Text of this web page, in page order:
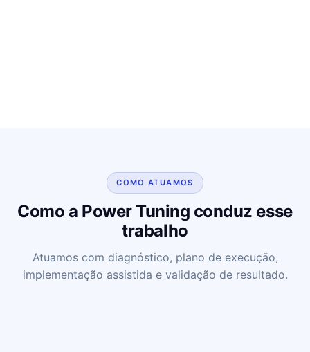
COMO ATUAMOS
Como a Power Tuning conduz esse
trabalho
Atuamos com diagnóstico, plano de execução,
implementação assistida e validação de resultado.